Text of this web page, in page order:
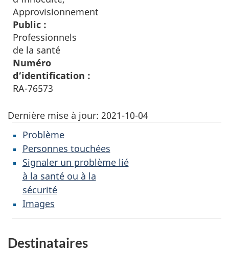
Approvisionnement
Public :
Professionnels
de la santé
Numéro
d’identification :
RA-76573
Dernière mise à jour: 2021-10-04
Problème
Personnes touchées
Signaler un problème lié
à la santé ou à la
sécurité
Images
Destinataires